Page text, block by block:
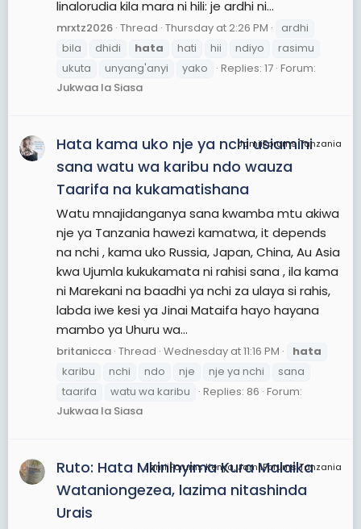
linalorudia kila mara ni hili: je ardhi ni...
mrxtz2026 Thread Thursday at 2:26 PM
ardhi
bila
dhidi hata hati hii ndiyo
rasimu
ukuta
unyang'anyi yako Replies: 17 Forum:
Jukwaa la Siasa
JamiiForums Tanzania
Hata kama uko nje ya nchi usiamini
sana watu wa karibu ndo wauza
Taarifa na kukamatishana
Watu mnajidanganya sana kwamba mtu akiwa
nje ya Tanzania hawezi kamatwa, it depends
na nchi , kama uko Russia, Japan, China, Au Asia
kwa Ujumla kukukamata ni rahisi sana , ila kama
ni Marekani na baadhi ya nchi za ulaya si rahis,
labda iwe kesi ya Jinai Mataifa hayo hayana
mambo ya Uhuru wa...
britanicca Thread Wednesday at 11:16 PM
hata
karibu
nchi ndo nje nje ya nchi
sana
taarifa
watu wa karibu Replies: 86 Forum:
Jukwaa la Siasa
JamiiForums Kenya, JamiiForums Tanzania
Ruto: Hata Mkininyima Kura Malaika
Wataniongezea, lazima nitashinda
Urais